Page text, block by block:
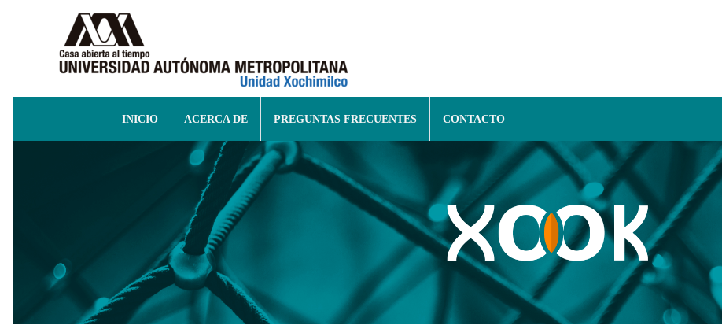
INICIO ACERCA DE PREGUNTAS FRECUENTES CONTACTO